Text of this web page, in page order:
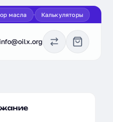
масла Калькуляторы
info@oilx.org